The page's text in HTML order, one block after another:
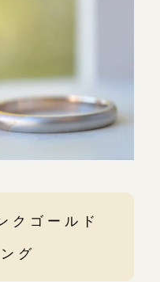
クゴールド
グ